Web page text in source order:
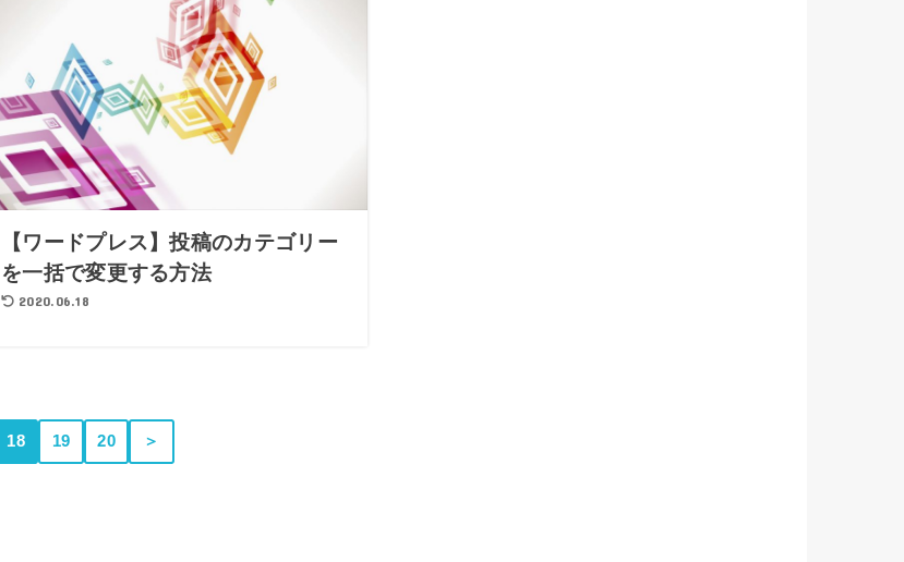
【ワードプレス】投稿のカテゴリー
を一括で変更する方法
2020.06.18
18 19 20 ＞